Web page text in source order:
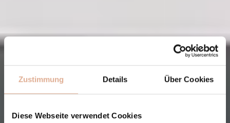
Zustimmung Details Über Cookies
Diese Webseite verwendet Cookies